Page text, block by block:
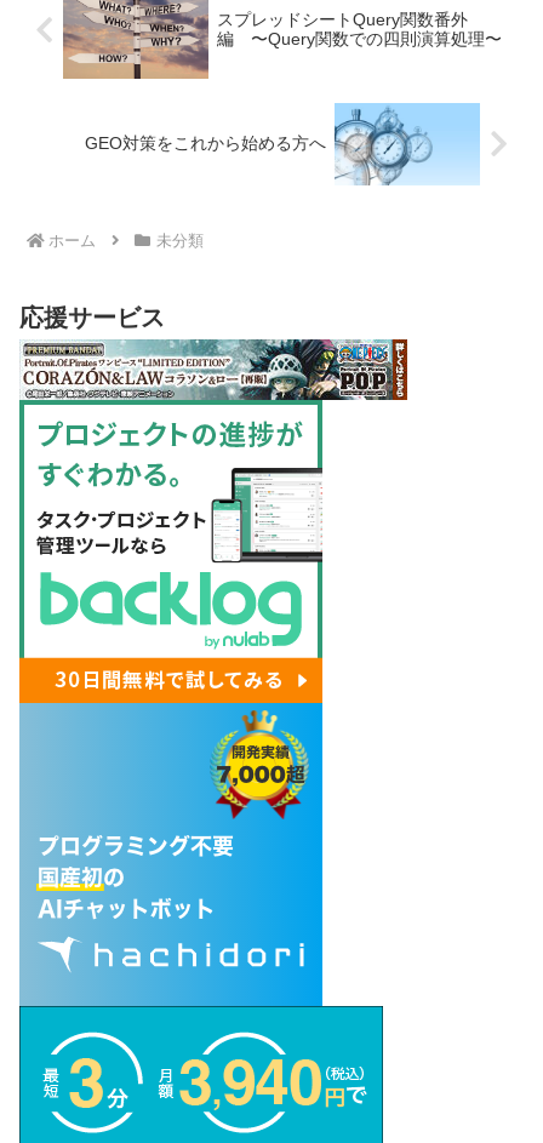
スプレッドシートQuery関数番外
編 〜Query関数での四則演算処理〜
GEO対策をこれから始める方へ
ホーム 未分類
応援サービス